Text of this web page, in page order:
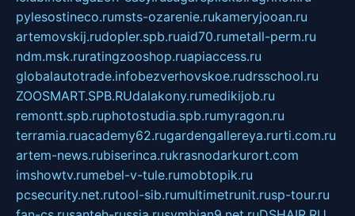
pylesostineco.rumsts-ozarenie.rukameryjooan.ru
artemovskij.rudopler.spb.ruaid70.rumetall-perm.ru
ndm.msk.ruratingzooshop.ruapiaccess.ru
globalautotrade.infobezverhovskoe.rudrsschool.ru
ZOOSMART.SPB.RUdalakony.rumedikijob.ru
remontt.spb.ruphotostudia.spb.rumyragon.ru
terramia.ruacademy62.rugardengallereya.rurti.com.ru
artem-news.rubiserinca.rukrasnodarkurort.com
imshowtv.rumebel-v-tule.rumobtopik.ru
pcsecurity.net.rutool-sib.rumultimetrunit.rusp-tour.ru